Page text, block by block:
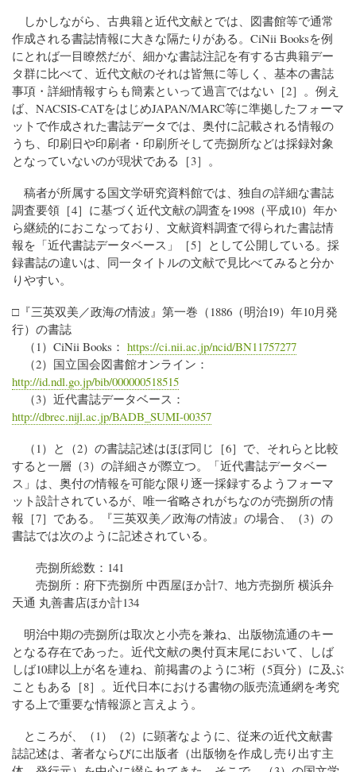
しかしながら、古典籍と近代文献とでは、図書館等で通常
作成される書誌情報に大きな隔たりがある。CiNii Booksを例
にとれば一目瞭然だが、細かな書誌注記を有する古典籍デー
タ群に比べて、近代文献のそれは皆無に等しく、基本の書誌
事項・詳細情報すらも簡素といって過言ではない［2］。例え
ば、NACSIS-CATをはじめJAPAN/MARC等に準拠したフォーマ
ットで作成された書誌データでは、奥付に記載される情報の
うち、印刷日や印刷者・印刷所そして売捌所などは採録対象
となっていないのが現状である［3］。
稿者が所属する国文学研究資料館では、独自の詳細な書誌
調査要領［4］に基づく近代文献の調査を1998（平成10）年か
ら継続的におこなっており、文献資料調査で得られた書誌情
報を「近代書誌データベース」［5］として公開している。採
録書誌の違いは、同一タイトルの文献で見比べてみると分か
りやすい。
□『三英双美／政海の情波』第一巻（1886（明治19）年10月発
行）の書誌
（1）CiNii Books： https://ci.nii.ac.jp/ncid/BN11757277
（2）国立国会図書館オンライン：
http://id.ndl.go.jp/bib/000000518515
（3）近代書誌データベース：
http://dbrec.nijl.ac.jp/BADB_SUMI-00357
（1）と（2）の書誌記述はほぼ同じ［6］で、それらと比較
すると一層（3）の詳細さが際立つ。「近代書誌データベー
ス」は、奥付の情報を可能な限り逐一採録するようフォーマ
ット設計されているが、唯一省略されがちなのが売捌所の情
報［7］である。『三英双美／政海の情波』の場合、（3）の
書誌では次のように記述されている。
売捌所総数：141
売捌所：府下売捌所 中西屋ほか計7、地方売捌所 横浜弁
天通 丸善書店ほか計134
明治中期の売捌所は取次と小売を兼ね、出版物流通のキー
となる存在であった。近代文献の奥付頁末尾において、しば
しば10肆以上が名を連ね、前掲書のように3桁（5頁分）に及ぶ
こともある［8］。近代日本における書物の販売流通網を考究
する上で重要な情報源と言えよう。
ところが、（1）（2）に顕著なように、従来の近代文献書
誌記述は、著者ならびに出版者（出版物を作成し売り出す主